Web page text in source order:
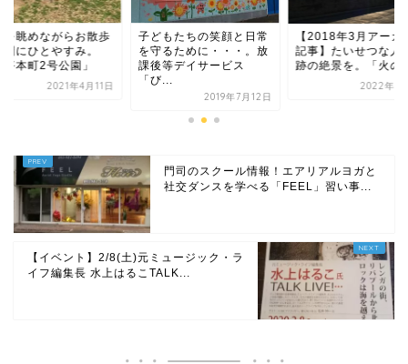
を眺めながらお散歩
間にひとやすみ。
坪本町2号公園」
2021年4月11日
子どもたちの笑顔と日常
を守るために・・・。放
課後等デイサービス
「び...
2019年7月12日
【2018年3月アーカ
記事】たいせつな人
跡の絶景を。「火の
2022年3
門司のスクール情報！エアリアルヨガと
社交ダンスを学べる「FEEL」習い事...
【イベント】2/8(土)元ミュージック・ラ
イフ編集長 水上はるこTALK...